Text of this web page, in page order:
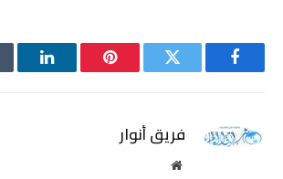
فيسبوك تويتر بينتيريستلينكدإن
فريق أنوار
موقع